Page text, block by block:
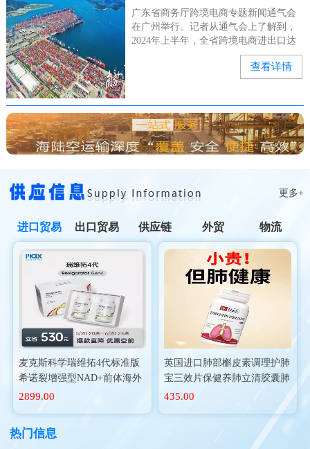
4273.4亿元
广东省商务厅跨境电商专题新闻通气会
在广州举行。记者从通气会上了解到，
2024年上半年，全省跨境电商进出口达
4273.4亿元。据悉，广东跨境电商进出口
从2015年的113亿元跃升至2023年查看详情
更多+
进口贸易 出口贸易 供应链 外贸 物流
麦克斯科学瑞维拓4代标准版
希诺裂增强型NAD+前体海外
进口
2899.00
英国进口肺部槲皮素调理护肺
宝三效片保健养肺立清胶囊肺
动力二氢
435.00
热门信息